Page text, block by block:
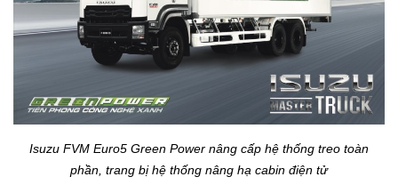
Isuzu FVM Euro5 Green Power nâng cấp hệ thống treo toàn
phần, trang bị hệ thống nâng hạ cabin điện tử